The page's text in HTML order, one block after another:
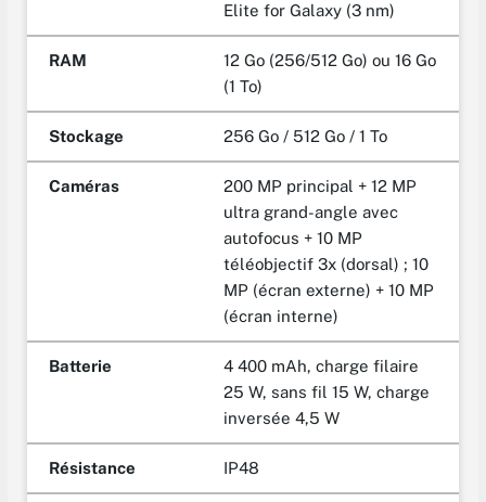
Elite for Galaxy (3 nm)
RAM
12 Go (256/512 Go) ou 16 Go
(1 To)
Stockage 256 Go / 512 Go / 1 To
Caméras
200 MP principal + 12 MP
ultra grand-angle avec
autofocus + 10 MP
téléobjectif 3x (dorsal) ; 10
MP (écran externe) + 10 MP
(écran interne)
Batterie
4 400 mAh, charge filaire
25 W, sans fil 15 W, charge
inversée 4,5 W
Résistance IP48